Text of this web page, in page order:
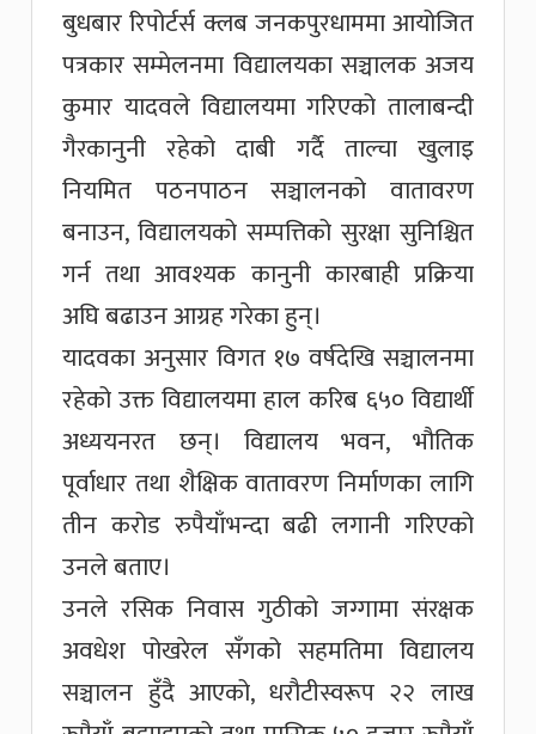
बुधबार रिपोर्टर्स क्लब जनकपुरधाममा आयोजित
पत्रकार सम्मेलनमा विद्यालयका सञ्चालक अजय
कुमार यादवले विद्यालयमा गरिएको तालाबन्दी
गैरकानुनी रहेको दाबी गर्दै ताल्चा खुलाइ
नियमित पठनपाठन सञ्चालनको वातावरण
बनाउन, विद्यालयको सम्पत्तिको सुरक्षा सुनिश्चित
गर्न तथा आवश्यक कानुनी कारबाही प्रक्रिया
अघि बढाउन आग्रह गरेका हुन्।
यादवका अनुसार विगत १७ वर्षदेखि सञ्चालनमा
रहेको उक्त विद्यालयमा हाल करिब ६५० विद्यार्थी
अध्ययनरत छन्। विद्यालय भवन, भौतिक
पूर्वाधार तथा शैक्षिक वातावरण निर्माणका लागि
तीन करोड रुपैयाँभन्दा बढी लगानी गरिएको
उनले बताए।
उनले रसिक निवास गुठीको जग्गामा संरक्षक
अवधेश पोखरेल सँगको सहमतिमा विद्यालय
सञ्चालन हुँदै आएको, धरौटीस्वरूप २२ लाख